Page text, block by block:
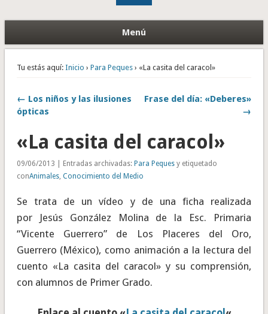
Menú
Tu estás aquí: Inicio › Para Peques› «La casita del caracol»
← Los niños y las ilusiones
ópticas
Frase del día: «Deberes»
→
«La casita del caracol»
09/06/2013 | Entradas archivadas: Para Pequesy etiquetado
conAnimales, Conocimiento del Medio
Se trata de un vídeo y de una ficha realizada
por Jesús González Molina de la Esc. Primaria
“Vicente Guerrero” de Los Placeres del Oro,
Guerrero (México), como animación a la lectura del
cuento «La casita del caracol» y su comprensión,
con alumnos de Primer Grado.